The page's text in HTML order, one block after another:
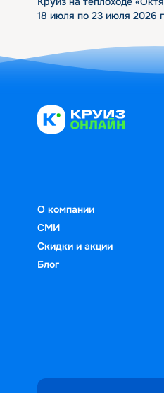
18 июля по 23 июля 2026
О компании
СМИ
Скидки и акции
Блог